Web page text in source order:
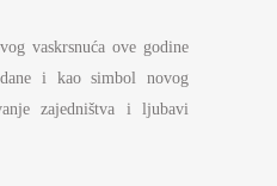
vaskrsnuća ove godine
i kao simbol novog
zajedništva i ljubavi